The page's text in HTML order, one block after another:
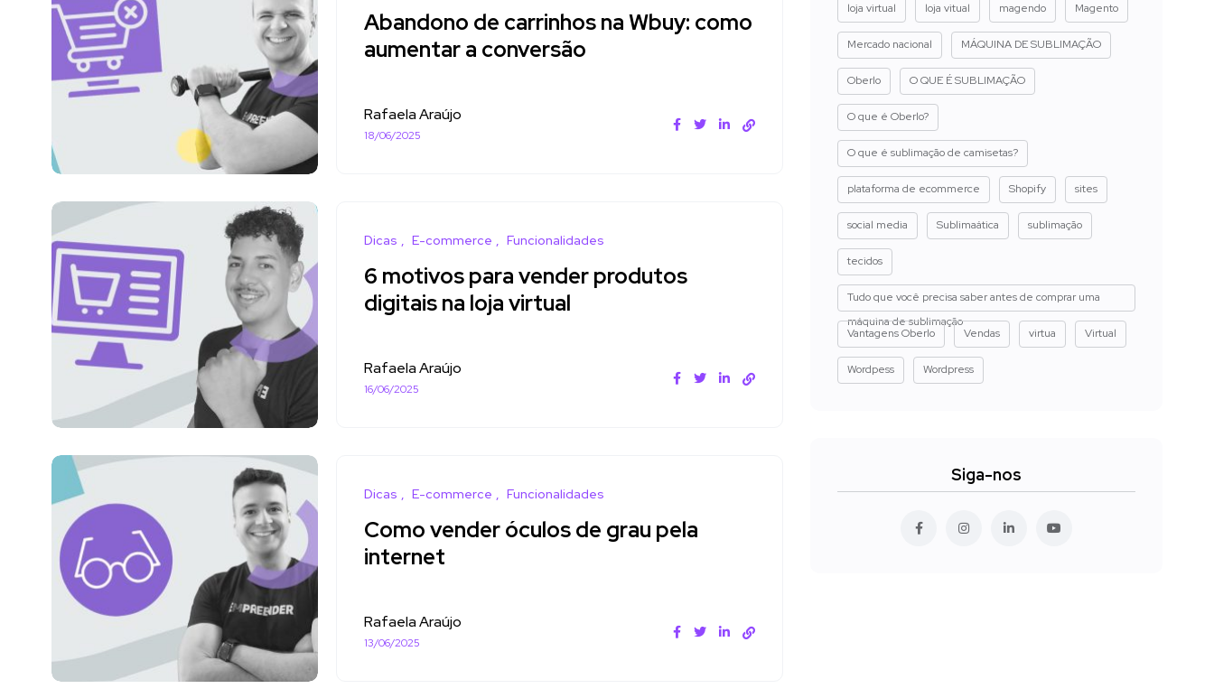
Abandono de carrinhos na Wbuy: como
aumentar a conversão
Rafaela Araújo
18/06/2025
Dicas E-commerce Funcionalidades
6 motivos para vender produtos
digitais na loja virtual
Rafaela Araújo
16/06/2025
Dicas E-commerce Funcionalidades
Como vender óculos de grau pela
internet
Rafaela Araújo
13/06/2025
loja virtual loja vitual magendo Magento
Mercado nacional MÁQUINA DE SUBLIMAÇÃO
Oberlo O QUE É SUBLIMAÇÃO
O que é Oberlo?
O que é sublimação de camisetas?
plataforma de ecommerce Shopify sites
social media Sublimaática sublimação
tecidos
Tudo que você precisa saber antes de comprar uma
máquina de sublimação
Vantagens Oberlo
Vendas virtua Virtual
Wordpess Wordpress
Siga-nos